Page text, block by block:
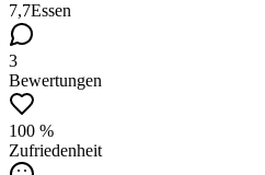
7,7Essen
3
Bewertungen
100 %
Zufriedenheit